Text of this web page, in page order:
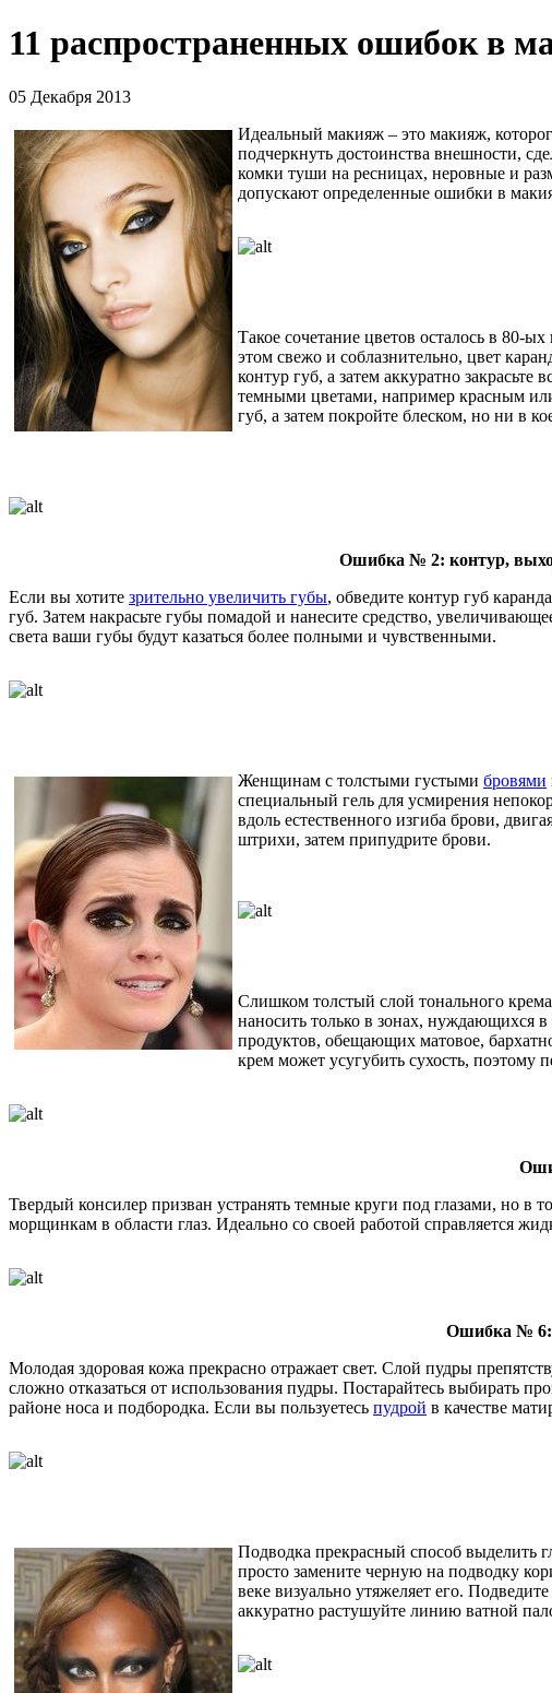
11 распространенных ошибок в
05 Декабря 2013
Идеальный макияж – это макияж,
подчеркнуть достоинства внешности,
комки туши на ресницах, неровные и
допускают определенные ошибки в
Такое сочетание цветов осталось в 80-
этом свежо и соблазнительно, цвет
контур губ, а затем аккуратно
темными цветами, например красным
губ, а затем покройте блеском, но ни в
Ошибка № 2: контур,
Если вы хотите зрительно увеличить губы, обведите контур губ
губ. Затем накрасьте губы помадой и нанесите средство,
света ваши губы будут казаться более полными и чувственными.
Женщинам с толстыми густыми бровями
специальный гель для усмирения
вдоль естественного изгиба брови,
штрихи, затем припудрите брови.
Слишком толстый слой тонального
наносить только в зонах, нуждающихся
продуктов, обещающих матовое,
крем может усугубить сухость, поэтому
Твердый консилер призван устранять темные круги под глазами, но в
морщинкам в области глаз. Идеально со своей работой справляется
Ошибка № 6:
Молодая здоровая кожа прекрасно отражает свет. Слой пудры
сложно отказаться от использования пудры. Постарайтесь выбирать
районе носа и подбородка. Если вы пользуетесь пудрой в качестве
Подводка прекрасный способ выделить
просто замените черную на подводку
веке визуально утяжеляет его.
аккуратно растушуйте линию ватной